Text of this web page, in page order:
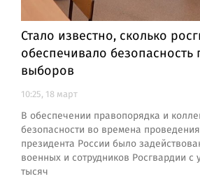
Стало известно, сколько
обеспечивало безопасность
выборов
10:25, 18 март
В обеспечении правопорядка и
безопасности во времена
президента России было
военных и сотрудников Росгвардии с
тысяч